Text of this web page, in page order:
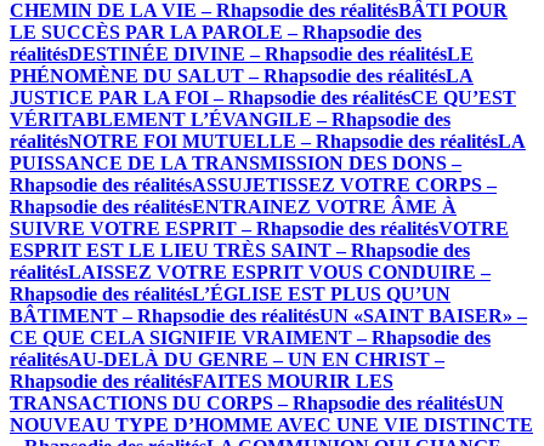
CHEMIN DE LA VIE – Rhapsodie des réalitésBÂTI POUR
LE SUCCÈS PAR LA PAROLE – Rhapsodie des
réalitésDESTINÉE DIVINE – Rhapsodie des réalitésLE
PHÉNOMÈNE DU SALUT – Rhapsodie des réalitésLA
JUSTICE PAR LA FOI – Rhapsodie des réalitésCE QU’EST
VÉRITABLEMENT L’ÉVANGILE – Rhapsodie des
réalitésNOTRE FOI MUTUELLE – Rhapsodie des réalitésLA
PUISSANCE DE LA TRANSMISSION DES DONS –
Rhapsodie des réalitésASSUJETISSEZ VOTRE CORPS –
Rhapsodie des réalitésENTRAINEZ VOTRE ÂME À
SUIVRE VOTRE ESPRIT – Rhapsodie des réalitésVOTRE
ESPRIT EST LE LIEU TRÈS SAINT – Rhapsodie des
réalitésLAISSEZ VOTRE ESPRIT VOUS CONDUIRE –
Rhapsodie des réalitésL’ÉGLISE EST PLUS QU’UN
BÂTIMENT – Rhapsodie des réalitésUN «SAINT BAISER» –
CE QUE CELA SIGNIFIE VRAIMENT – Rhapsodie des
réalitésAU-DELÀ DU GENRE – UN EN CHRIST –
Rhapsodie des réalitésFAITES MOURIR LES
TRANSACTIONS DU CORPS – Rhapsodie des réalitésUN
NOUVEAU TYPE D’HOMME AVEC UNE VIE DISTINCTE